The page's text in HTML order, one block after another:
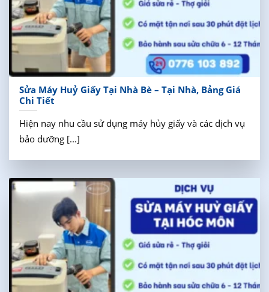
Sửa Máy Huỷ Giấy Tại Nhà Bè – Tại Nhà, Bảng Giá
Chi Tiết
Hiện nay nhu cầu sử dụng máy hủy giấy và các dịch vụ
bảo dưỡng [...]